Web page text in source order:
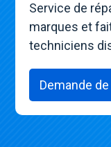
Service de
marques et
techniciens
Demande